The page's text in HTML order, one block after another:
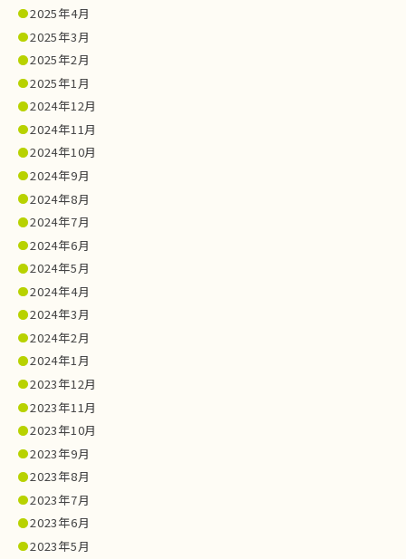
2025年4月
2025年3月
2025年2月
2025年1月
2024年12月
2024年11月
2024年10月
2024年9月
2024年8月
2024年7月
2024年6月
2024年5月
2024年4月
2024年3月
2024年2月
2024年1月
2023年12月
2023年11月
2023年10月
2023年9月
2023年8月
2023年7月
2023年6月
2023年5月